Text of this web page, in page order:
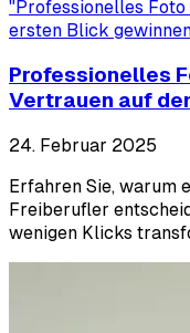
"Professionelles
ersten Blick
Professionelles
Vertrauen auf
24. Februar 2025
Erfahren Sie, warum
Freiberufler
wenigen Klicks